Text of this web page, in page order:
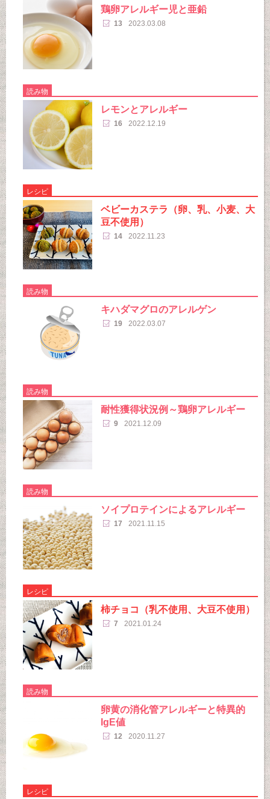
鶏卵アレルギー児と亜鉛
13 2023.03.08
読み物
レモンとアレルギー
16 2022.12.19
レシピ
ベビーカステラ（卵、乳、小麦、大
豆不使用）
14 2022.11.23
読み物
キハダマグロのアレルゲン
19 2022.03.07
読み物
耐性獲得状況例～鶏卵アレルギー
9 2021.12.09
読み物
ソイプロテインによるアレルギー
17 2021.11.15
レシピ
柿チョコ（乳不使用、大豆不使用）
7 2021.01.24
読み物
卵黄の消化管アレルギーと特異的
IgE値
12 2020.11.27
レシピ